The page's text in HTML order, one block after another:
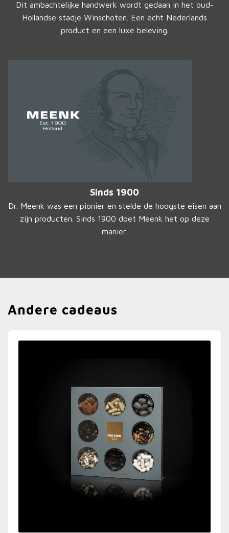
Dit ambachtelijke handwerk wordt gedaan in het oud-
Hollandse stadje Winschoten. Een echt Nederlands
product en een luxe beleving.
Sinds 1900
Dr. Meenk was een pionier en stelde de hoogste eisen aan
zijn producten. Sinds 1900 doet Meenk het op deze
manier.
Andere cadeaus